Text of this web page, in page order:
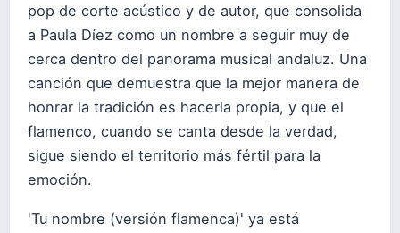
pop de corte acústico y de autor, que consolida
a Paula Díez como un nombre a seguir muy de
cerca dentro del panorama musical andaluz. Una
canción que demuestra que la mejor manera de
honrar la tradición es hacerla propia, y que el
flamenco, cuando se canta desde la verdad,
sigue siendo el territorio más fértil para la
emoción.
'Tu nombre (versión flamenca)' ya está